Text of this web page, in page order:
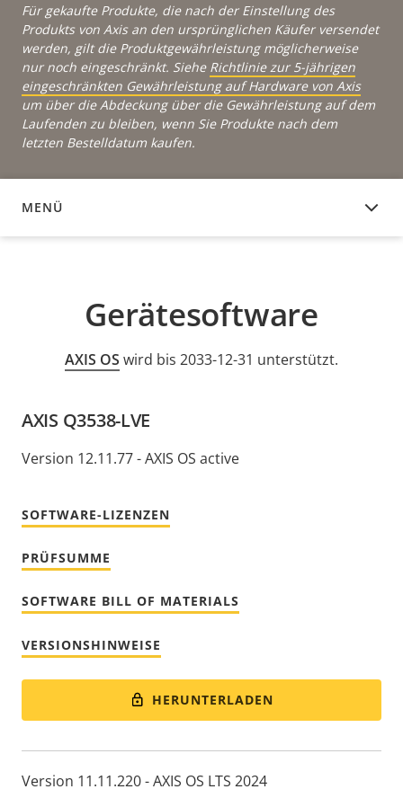
Für gekaufte Produkte, die nach der Einstellung des
Produkts von Axis an den ursprünglichen Käufer versendet
werden, gilt die Produktgewährleistung möglicherweise
nur noch eingeschränkt. Siehe Richtlinie zur 5-jährigen
eingeschränkten Gewährleistung auf Hardware von Axis
um über die Abdeckung über die Gewährleistung auf dem
Laufenden zu bleiben, wenn Sie Produkte nach dem
letzten Bestelldatum kaufen.
MENÜ
GERÄTESOFTWARE
Gerätesoftware
AXIS OS wird bis 2033-12-31 unterstützt.
AXIS Q3538-LVE
Version 12.11.77 - AXIS OS active
SOFTWARE-LIZENZEN
PRÜFSUMME
SOFTWARE BILL OF MATERIALS
VERSIONSHINWEISE
HERUNTERLADEN
Version 11.11.220 - AXIS OS LTS 2024